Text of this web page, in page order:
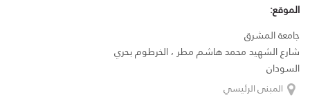
الموقع:
جامعة المشرق
شارع الشهيد محمد هاشم مطر ، الخرطوم بحري
السودان
المبنى الرئيسي